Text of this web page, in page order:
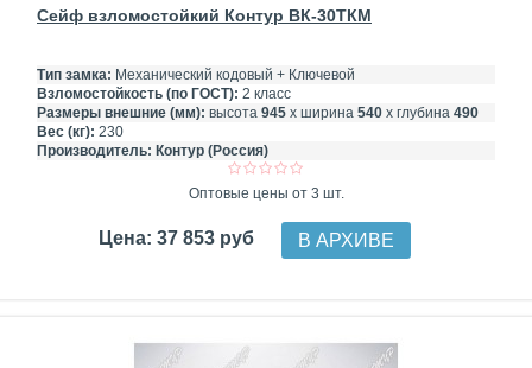
Сейф взломостойкий Контур ВК-30ТКМ
Тип замка: Механический кодовый + Ключевой
Взломостойкость (по ГОСТ): 2 класс
Размеры внешние (мм): высота 945 х ширина 540 х глубина 490
Вес (кг): 230
Производитель: Контур (Россия)
Оптовые цены от 3 шт.
Цена: 37 853 руб В АРХИВЕ